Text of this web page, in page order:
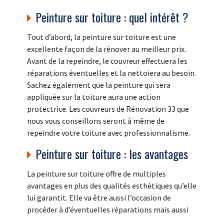
Peinture sur toiture : quel intérêt ?
Tout d’abord, la peinture sur toiture est une
excellente façon de la rénover au meilleur prix.
Avant de la repeindre, le couvreur effectuera les
réparations éventuelles et la nettoiera au besoin.
Sachez également que la peinture qui sera
appliquée sur la toiture aura une action
protectrice. Les couvreurs de Rénovation 33 que
nous vous conseillons seront à même de
repeindre votre toiture avec professionnalisme.
Peinture sur toiture : les avantages
La peinture sur toiture offre de multiples
avantages en plus des qualités esthétiques qu’elle
lui garantit. Elle va être aussi l’occasion de
procéder à d’éventuelles réparations mais aussi